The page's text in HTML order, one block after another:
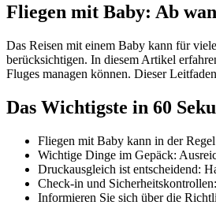
Fliegen mit Baby: Ab
Das Reisen mit einem Baby kann für
berücksichtigen. In diesem Artikel
Fluges managen können. Dieser
Das Wichtigste in 60
Fliegen mit Baby kann in der
Wichtige Dinge im Gepäck:
Druckausgleich ist entscheidend:
Check-in und
Informieren Sie sich über die